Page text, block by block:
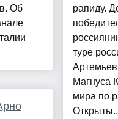
Об
рапиду.
туре
Магнуса
мира по